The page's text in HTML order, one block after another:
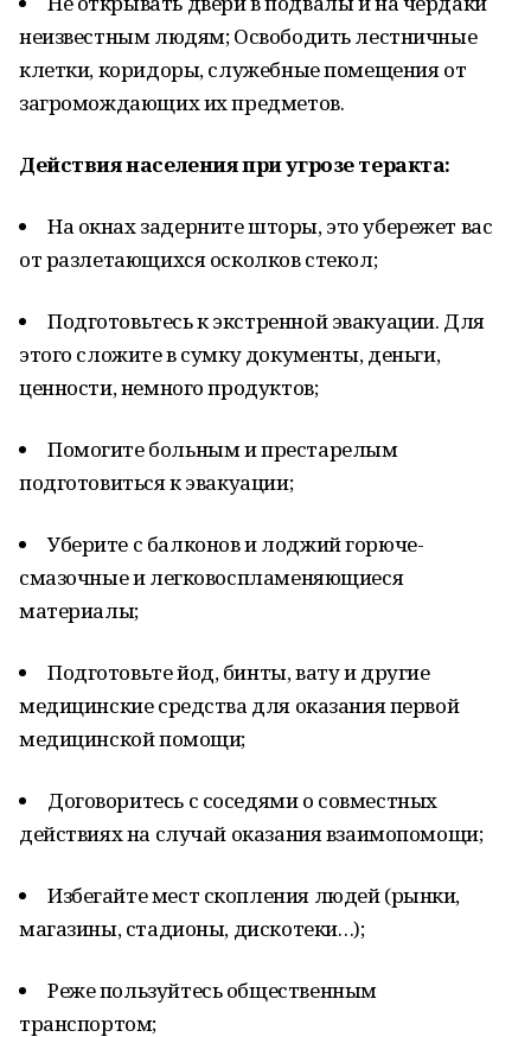
неизвестным людям; Освободить лестничные
клетки, коридоры, служебные помещения от
загромождающих их предметов.
Действия населения при угрозе теракта:
На окнах задерните шторы, это убережет вас
от разлетающихся осколков стекол;
Подготовьтесь к экстренной эвакуации. Для
этого сложите в сумку документы, деньги,
ценности, немного продуктов;
Помогите больным и престарелым
подготовиться к эвакуации;
Уберите с балконов и лоджий горюче-
смазочные и легковоспламеняющиеся
материалы;
Подготовьте йод, бинты, вату и другие
медицинские средства для оказания первой
медицинской помощи;
Договоритесь с соседями о совместных
действиях на случай оказания взаимопомощи;
Избегайте мест скопления людей (рынки,
магазины, стадионы, дискотеки…);
Реже пользуйтесь общественным
транспортом;